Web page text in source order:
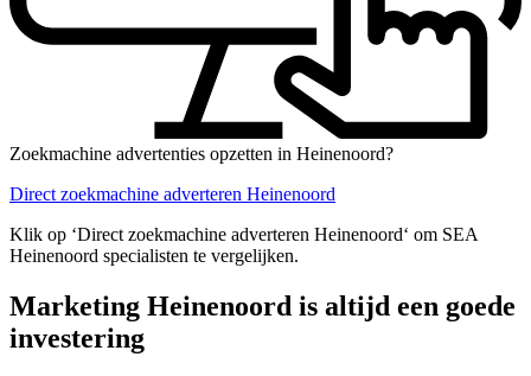
Zoekmachine advertenties opzetten in Heinenoord?
Direct zoekmachine adverteren Heinenoord
Klik op ‘Direct zoekmachine adverteren Heinenoord‘ om SEA
Heinenoord specialisten te vergelijken.
Marketing Heinenoord is altijd een goede
investering